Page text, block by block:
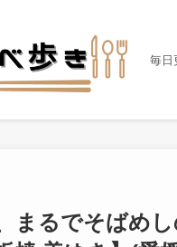
毎日
まるでそばめ